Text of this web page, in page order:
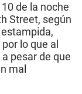
de la noche
Street, según
lo que al
pesar de que
mal